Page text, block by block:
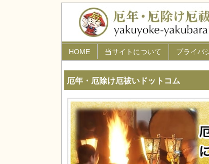
厄年・厄除け厄祓いドットコム
HOME 当サイトについて プライバ